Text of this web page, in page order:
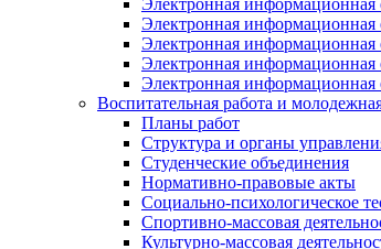
Электронная
Электронная
Электронная информационная
Электронная информационная
Электронная
Воспитательная работа и
Планы работ
Структура и органы
Студенческие объединения
Нормативно-правовые акты
Социально-психологическое
Спортивно-массовая
Культурно-массовая